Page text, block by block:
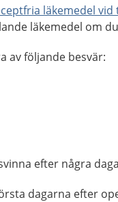
läkemedel
läkemedel om
av följande besvär:
efter några
dagarna efter